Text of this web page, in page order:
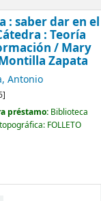
: saber dar en el
: Teoría
/ Mary
Zapata
Antonio
préstamo: Biblioteca
FOLLETO